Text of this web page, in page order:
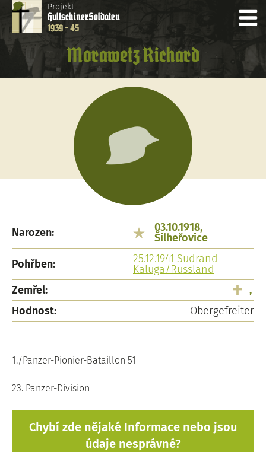
Projekt
HultschinerSoldaten
1939 - 45
Morawetz Richard
Narozen:
03.10.1918,
Šilheřovice
Pohřben:
25.12.1941 Südrand
Kaluga/Russland
Zemřel:
,
Hodnost:
Obergefreiter
1./Panzer-Pionier-Bataillon 51
23. Panzer-Division
Chybí zde nějaké Informace nebo jsou
údaje nesprávné?